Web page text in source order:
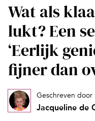
Wat als
lukt? Een
‘Eerlijk
fijner dan
Geschreven door
Jacqueline de